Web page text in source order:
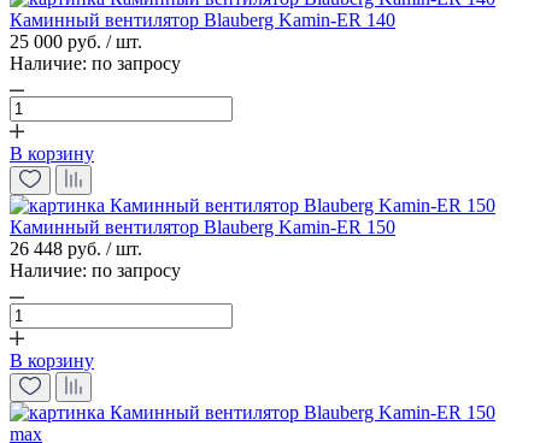
Каминный вентилятор Blauberg Kamin-ER 140
25 000 руб. / шт.
Наличие: по запросу
В корзину
Каминный вентилятор Blauberg Kamin-ER 150
26 448 руб. / шт.
Наличие: по запросу
В корзину